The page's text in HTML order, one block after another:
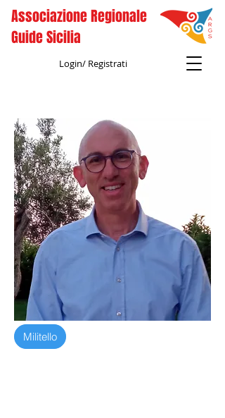
Associazione Regionale
Guide Sicilia
Login/ Registrati
Militello